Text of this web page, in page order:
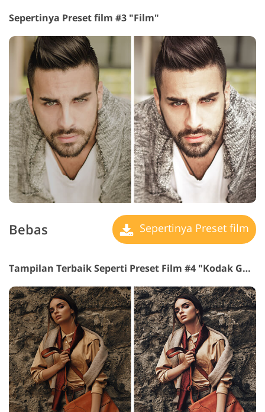
Sepertinya Preset film #3 "Film"
Bebas Sepertinya Preset film
Tampilan Terbaik Seperti Preset Film #4 "Kodak Gold 100"